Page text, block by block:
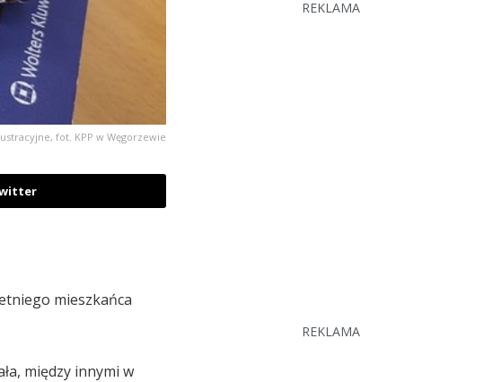
fot. KPP w Węgorzewie
mieszkańca
między innymi w
REKLAMA
REKLAMA